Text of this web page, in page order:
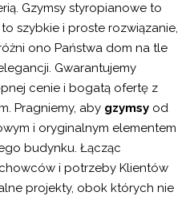
Gzymsy styropianowe to
szybkie i proste rozwiązanie,
ono Państwa dom na tle
Gwarantujemy
cenie i bogatą ofertę z
Pragniemy, aby gzymsy od
i oryginalnym elementem
budynku. Łącząc
i potrzeby Klientów
projekty, obok których nie